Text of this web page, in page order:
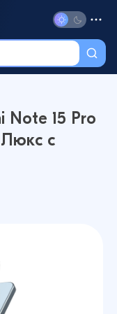
Note 15 Pro
с